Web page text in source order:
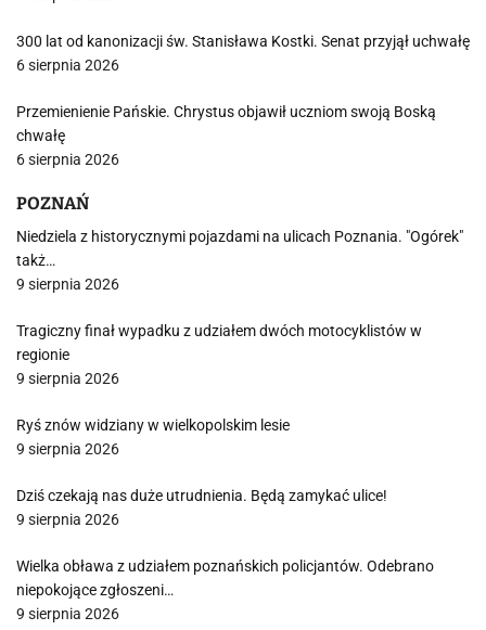
300 lat od kanonizacji św. Stanisława Kostki. Senat przyjął uchwałę
6 sierpnia 2026
Przemienienie Pańskie. Chrystus objawił uczniom swoją Boską
chwałę
6 sierpnia 2026
POZNAŃ
Niedziela z historycznymi pojazdami na ulicach Poznania. "Ogórek"
takż…
9 sierpnia 2026
Tragiczny finał wypadku z udziałem dwóch motocyklistów w
regionie
9 sierpnia 2026
Ryś znów widziany w wielkopolskim lesie
9 sierpnia 2026
Dziś czekają nas duże utrudnienia. Będą zamykać ulice!
9 sierpnia 2026
Wielka obława z udziałem poznańskich policjantów. Odebrano
niepokojące zgłoszeni…
9 sierpnia 2026